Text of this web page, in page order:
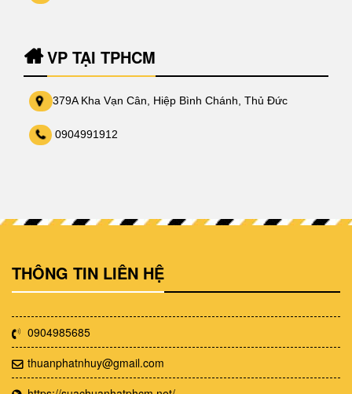
VP TẠI TPHCM
379A Kha Vạn Cân, Hiệp Bình Chánh, Thủ Đức
0904991912
THÔNG TIN LIÊN HỆ
0904985685
thuanphatnhuy@gmail.com